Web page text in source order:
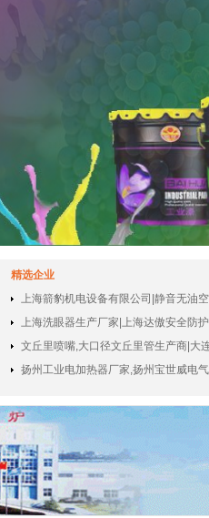
精选企业
上海箭豹机电设备有限公司|静音无油
上海洗眼器生产厂家|上海达傲安全防
文丘里喷嘴,大口径文丘里管生产商|大
扬州工业电加热器厂家,扬州宝世威电